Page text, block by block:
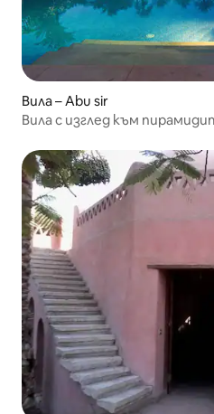
Вила – Abu sir
Вила с изглед към